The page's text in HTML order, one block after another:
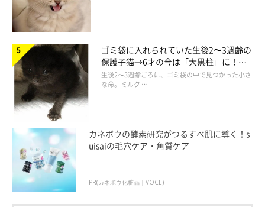
別の日のつきみくん。「横になると『んにゃっ』って言いながらすぐお腹の
上に来てふみふみが始まる。猫の重み、最高すぎる。」
@____tukimineko
ゴミ袋に入れられていた生後2〜3週齢の
保護子猫→6才の今は「大黒柱」に！
美しい黒猫に成長した姿にグッとくる
生後2〜3週齢ごろに、ゴミ袋の中で見つかった小さ
な命。ミルク …
カネボウの酵素研究がつるすべ肌に導く！s
uisaiの毛穴ケア・角質ケア
PR(カネボウ化粧品｜VOCE)